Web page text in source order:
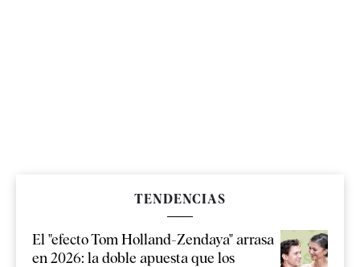
TENDENCIAS
El "efecto Tom Holland-Zendaya" arrasa
en 2026: la doble apuesta que los